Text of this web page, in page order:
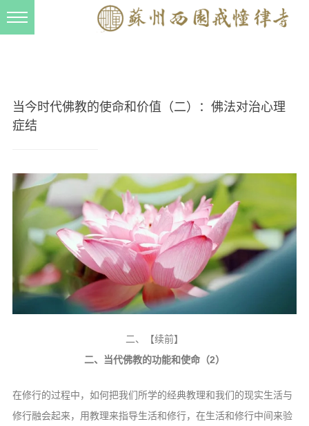
寺院管理
戒幢春秋
档案管理
道风建设
法音宣流
音频视频
助印功德
弘法活动
西园法讯
当今时代佛教的使命和价值（二）：佛法对治心理
症结
二、【续前】
二、当代佛教的功能和使命（2）
在修行的过程中，如何把我们所学的经典教理和我们的现实生活与
修行融会起来，用教理来指导生活和修行，在生活和修行中间来验